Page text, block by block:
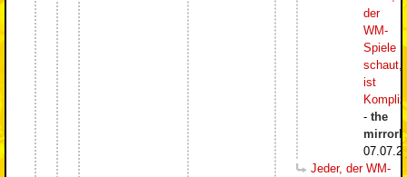
der
WM-
Spiele
schaut,
ist
- the
Jeder, der WM-